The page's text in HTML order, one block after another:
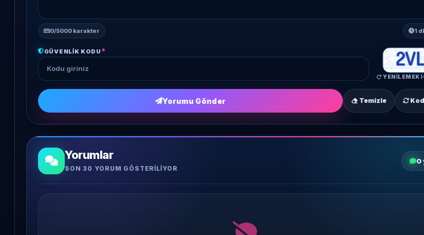
0/5000 karakter 1
GÜVENLIK KODU *
YENILEMEK
Yorumu Gönder Temizle
Yorumlar
SON 30 YORUM GÖSTERILIYOR
0